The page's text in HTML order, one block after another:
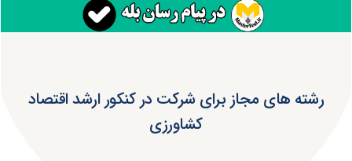
رشته های مجاز برای شرکت در کنکور ارشد اقتصاد
کشاورزی